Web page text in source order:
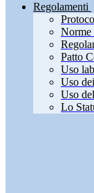
Regolamenti
Norme
Patto
Uso
Uso
Uso
Lo